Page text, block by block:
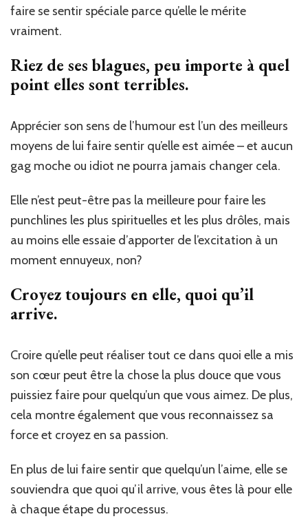
faire se sentir spéciale parce qu’elle le mérite
vraiment.
Riez de ses blagues, peu importe à quel
point elles sont terribles.
Apprécier son sens de l’humour est l’un des meilleurs
moyens de lui faire sentir qu’elle est aimée – et aucun
gag moche ou idiot ne pourra jamais changer cela.
Elle n’est peut-être pas la meilleure pour faire les
punchlines les plus spirituelles et les plus drôles, mais
au moins elle essaie d’apporter de l’excitation à un
moment ennuyeux, non?
Croyez toujours en elle, quoi qu’il
arrive.
Croire qu’elle peut réaliser tout ce dans quoi elle a mis
son cœur peut être la chose la plus douce que vous
puissiez faire pour quelqu’un que vous aimez. De plus,
cela montre également que vous reconnaissez sa
force et croyez en sa passion.
En plus de lui faire sentir que quelqu’un l’aime, elle se
souviendra que quoi qu’il arrive, vous êtes là pour elle
à chaque étape du processus.